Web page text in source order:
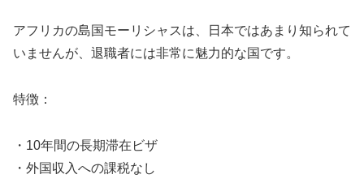
アフリカの島国モーリシャスは、日本ではあまり知られて
いませんが、退職者には非常に魅力的な国です。
特徴：
・10年間の長期滞在ビザ
・外国収入への課税なし